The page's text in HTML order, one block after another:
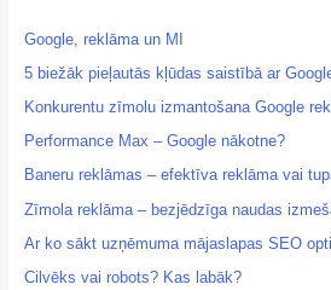
Google, reklāma un MI
5 biežāk pieļautās kļūdas saistībā ar
Konkurentu zīmolu izmantošana Google
Performance Max – Google nākotne?
Baneru reklāmas – efektīva reklāma vai
Zīmola reklāma – bezjēdzīga naudas
Ar ko sākt uzņēmuma mājaslapas SEO
Cilvēks vai robots? Kas labāk?